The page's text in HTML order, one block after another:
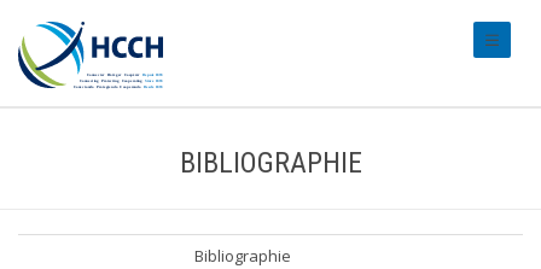
BIBLIOGRAPHIE
Bibliographie